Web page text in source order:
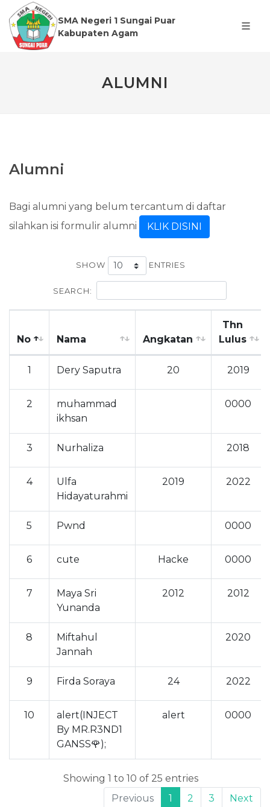
SMA Negeri 1 Sungai Puar
Kabupaten Agam
ALUMNI
Alumni
Bagi alumni yang belum tercantum di daftar
silahkan isi formulir alumni
KLIK DISINI
SHOW ENTRIES
SEARCH:
No Nama Angkatan
Thn
Lulus
1 Dery Saputra 20 2019
2
muhammad
ikhsan
0000
3 Nurhaliza 2018
4
Ulfa
Hidayaturahmi
2019 2022
5 Pwnd 0000
6 cute Hacke 0000
7
Maya Sri
Yunanda
2012 2012
8
Miftahul
Jannah
2020
9 Firda Soraya 24 2022
10
alert(INJECT
By MR.R3ND1
GANSS🌹);
alert 0000
Showing 1 to 10 of 25 entries
Previous
1 2 3 Next